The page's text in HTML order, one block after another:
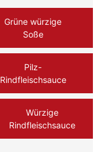
Grüne würzige
Soße
Pilz-
Rindfleischsauce
Würzige
Rindfleischsauce